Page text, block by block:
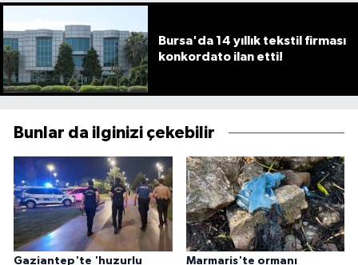
Bursa'da 14 yıllık tekstil firması
konkordato ilan etti!
Bunlar da ilginizi çekebilir
Gaziantep'te 'huzurlu
Marmaris'te ormanı